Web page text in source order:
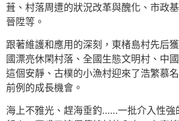
葺、村落周遭的狀況改革與醜化、市政
晉陞等。
跟著維護和應用的深刻，東楮島村先后
國漂亮休閑村落、全國生態文明村、中
這個安靜、古樸的小漁村迎來了浩繁慕
前例的成長機會。
海上不雅光、趕海垂釣……一批介入性強